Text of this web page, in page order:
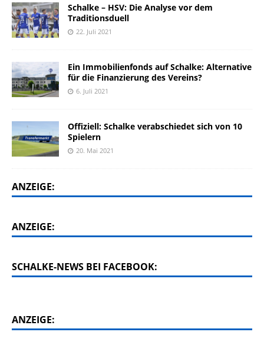
Schalke – HSV: Die Analyse vor dem
Traditionsduell
22. Juli 2021
Ein Immobilienfonds auf Schalke: Alternative
für die Finanzierung des Vereins?
6. Juli 2021
Offiziell: Schalke verabschiedet sich von 10
Spielern
20. Mai 2021
ANZEIGE:
ANZEIGE:
SCHALKE-NEWS BEI FACEBOOK:
ANZEIGE: